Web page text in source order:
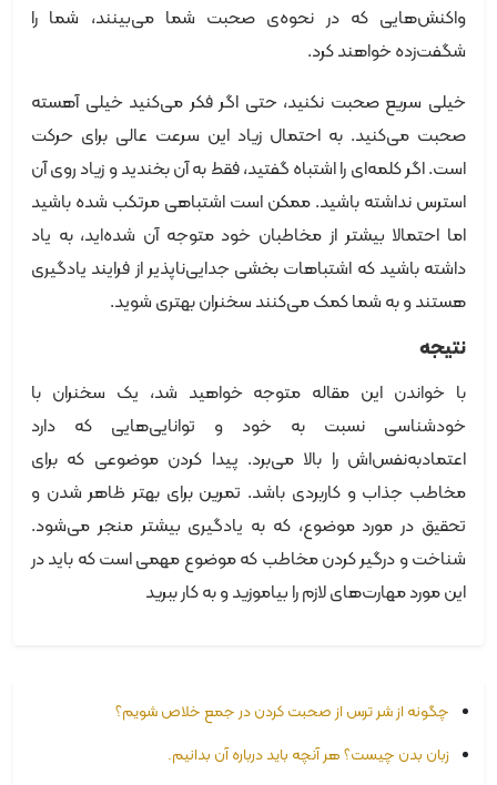
واکنش‌هایی که در نحوه‌ی صحبت شما می‌بینند، شما را
شگفت‌زده خواهند کرد.
خیلی سریع صحبت نکنید، حتی اگر فکر می‌کنید خیلی آهسته
صحبت می‌کنید. به احتمال زیاد این سرعت عالی برای حرکت
است. اگر کلمه‌ای را اشتباه گفتید، فقط به آن بخندید و زیاد روی آن
استرس نداشته باشید. ممکن است اشتباهی مرتکب شده باشید
اما احتمالا بیشتر از مخاطبان خود متوجه آن شده‌اید، به یاد
داشته باشید که اشتباهات بخشی جدایی‌ناپذیر از فرایند یادگیری
هستند و به شما کمک می‌کنند سخنران بهتری شوید.
نتیجه
با خواندن این مقاله متوجه خواهید شد، یک سخنران با
خودشناسی نسبت به خود و توانایی‌هایی که دارد
اعتمادبه‌نفس‌اش را بالا می‌برد. پیدا کردن موضوعی که برای
مخاطب جذاب و کاربردی باشد. تمرین برای بهتر ظاهر شدن و
تحقیق در مورد موضوع، که به یادگیری بیشتر منجر می‌شود.
شناخت و درگیر کردن مخاطب که موضوع مهمی است که باید در
این مورد مهارت‌های لازم را بیاموزید و به کار ببرید
چگونه از شر ترس از صحبت کردن در جمع خلاص شویم؟
زبان بدن چیست؟ هر آنچه باید درباره آن بدانیم.